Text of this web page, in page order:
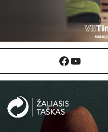
Facebook
YouTube